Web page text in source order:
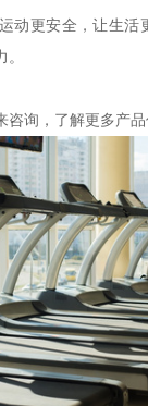
动更安全，让生活
询，了解更多产品